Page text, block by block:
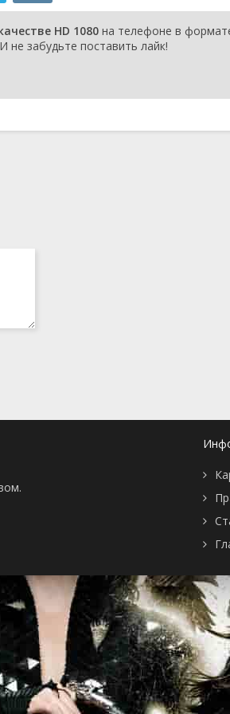
HD 1080 на телефоне в
не забудьте поставить лайк!